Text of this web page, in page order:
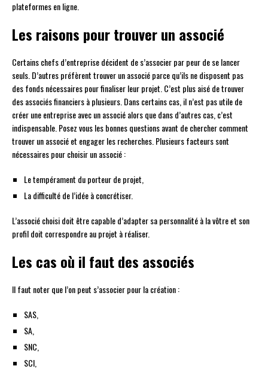
plateformes en ligne.
Les raisons pour trouver un associé
Certains chefs d’entreprise décident de s’associer par peur de se lancer
seuls. D’autres préfèrent trouver un associé parce qu’ils ne disposent pas
des fonds nécessaires pour finaliser leur projet. C’est plus aisé de trouver
des associés financiers à plusieurs. Dans certains cas, il n’est pas utile de
créer une entreprise avec un associé alors que dans d’autres cas, c’est
indispensable. Posez vous les bonnes questions avant de chercher comment
trouver un associé et engager les recherches. Plusieurs facteurs sont
nécessaires pour choisir un associé :
Le tempérament du porteur de projet,
La difficulté de l’idée à concrétiser.
L’associé choisi doit être capable d’adapter sa personnalité à la vôtre et son
profil doit correspondre au projet à réaliser.
Les cas où il faut des associés
Il faut noter que l’on peut s’associer pour la création :
SAS,
SA,
SNC,
SCI,